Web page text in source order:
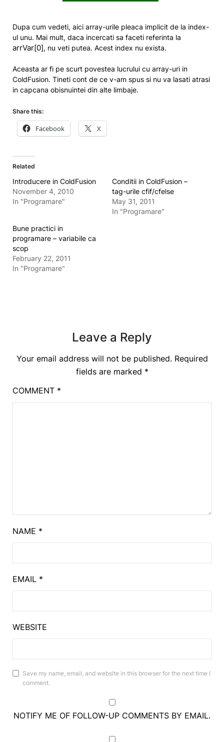
Dupa cum vedeti, aici array-urile pleaca implicit de la index-
ul unu. Mai mult, daca incercati sa faceti referinta la
arrVar[0], nu veti putea. Acest index nu exista.
Aceasta ar fi pe scurt povestea lucrului cu array-uri in
ColdFusion. Tineti cont de ce v-am spus si nu va lasati atrasi
in capcana obisnuintei din alte limbaje.
Share this:
Facebook X
Related
Introducere in ColdFusion
November 4, 2010
In "Programare"
Conditii in ColdFusion –
tag-urile cfif/cfelse
May 31, 2011
In "Programare"
Bune practici in
programare – variabile ca
scop
February 22, 2011
In "Programare"
Leave a Reply
Your email address will not be published. Required
fields are marked *
COMMENT *
NAME *
EMAIL *
WEBSITE
Save my name, email, and website in this browser for the next time I
comment.
NOTIFY ME OF FOLLOW-UP COMMENTS BY EMAIL.